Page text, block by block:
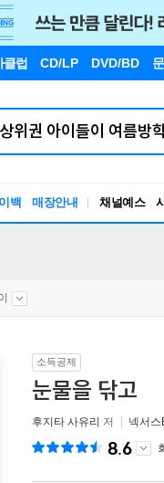
클럽 CD/LP DVD/BD
백 매장안내 채널예스
소득공제
눈물을 닦고
후지타 사유리 저 넥서스
8.6